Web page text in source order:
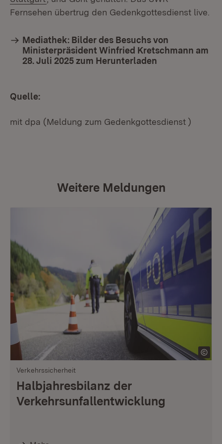
Fernsehen übertrug den Gedenkgottesdienst live.
Mediathek: Bilder des Besuchs von
Ministerpräsident Winfried Kretschmann am
28. Juli 2025 zum Herunterladen
Quelle:
mit dpa (Meldung zum Gedenkgottesdienst )
Weitere Meldungen
Verkehrssicherheit
Halbjahresbilanz der
Verkehrsunfallentwicklung